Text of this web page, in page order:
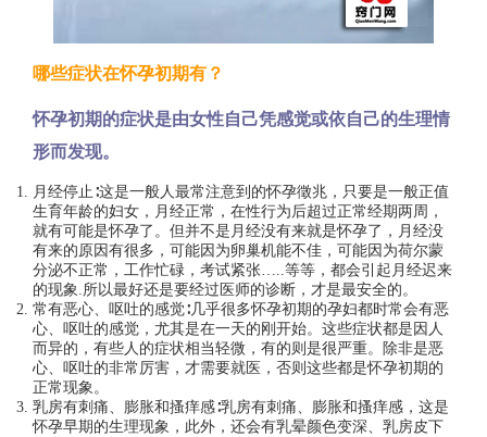
判
断？
哪些症状在怀孕初期有？
怀孕初期的症状是由女性自己凭感觉或依自己的生理情
形而发现。
月经停止∶这是一般人最常注意到的怀孕徵兆，只要是一般正值
生育年龄的妇女，月经正常，在性行为后超过正常经期两周，
就有可能是怀孕了。但并不是月经没有来就是怀孕了，月经没
有来的原因有很多，可能因为卵巢机能不佳，可能因为荷尔蒙
分泌不正常，工作忙碌，考试紧张…..等等，都会引起月经迟来
的现象.所以最好还是要经过医师的诊断，才是最安全的。
常有恶心、呕吐的感觉∶几乎很多怀孕初期的孕妇都时常会有恶
心、呕吐的感觉，尤其是在一天的刚开始。这些症状都是因人
而异的，有些人的症状相当轻微，有的则是很严重。除非是恶
心、呕吐的非常厉害，才需要就医，否则这些都是怀孕初期的
正常现象。
乳房有刺痛、膨胀和搔痒感∶乳房有刺痛、膨胀和搔痒感，这是
怀孕早期的生理现象，此外，还会有乳晕颜色变深、乳房皮下